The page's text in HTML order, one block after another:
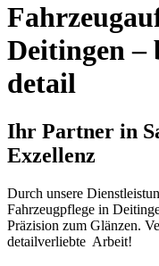
Deitingen –
detail
Ihr Partner in
Exzellenz
Durch unsere
Fahrzeugpflege in
Präzision zum Glänzen.
detailverliebte Arbeit!